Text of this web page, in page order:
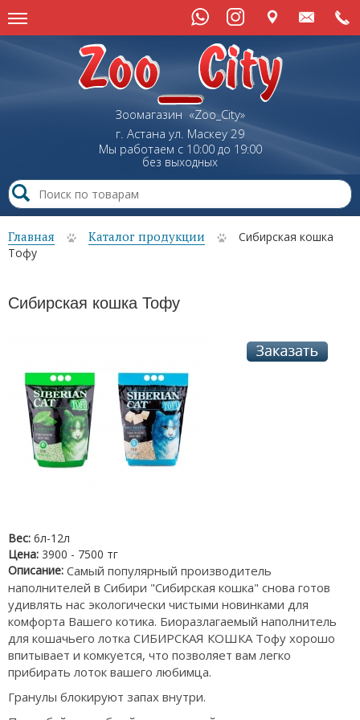
Зоомагазин «Zoo_City»
г. Астана ул. Маскеу29
Мы работаем с 10:00 до 19:00
без выходных
Главная Каталог продукции
Сибирская кошка
Тофу
Сибирская кошка Тофу
Вес: 6л-12л
Цена: 3900 - 7500 тг
Описание: Самый популярный производитель
наполнителей в Сибири "Сибирская кошка" снова готов
удивлять нас экологически чистыми новинками для
комфорта Вашего котика. Биоразлагаемый наполнитель
для кошачьего лотка СИБИРСКАЯ КОШКА Тофу хорошо
впитывает и комкуется, что позволяет вам легко
прибирать лоток вашего любимца.
Гранулы блокируют запах внутри.